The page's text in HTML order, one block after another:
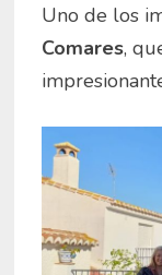
Uno de los
Comares,